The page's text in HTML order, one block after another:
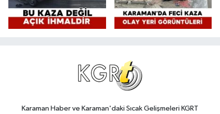
Karaman Haber ve Karaman'daki Sıcak Gelişmeleri KGRT